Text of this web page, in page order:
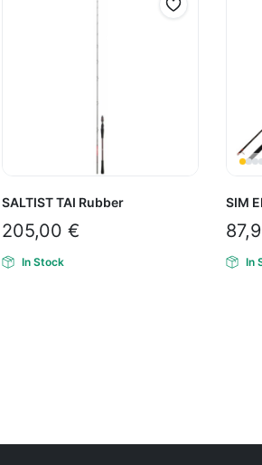
SALTIST TAI Rubber
205,00 €
In Stock
SIM
In